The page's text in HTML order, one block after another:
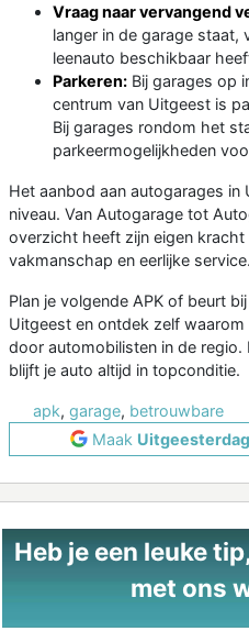
Vraag naar vervangend
langer in de garage staat,
leenauto beschikbaar
Parkeren: Bij garages op
centrum van Uitgeest is
Bij garages rondom het
parkeermogelijkheden
Het aanbod aan autogarages
niveau. Van Autogarage tot
overzicht heeft zijn eigen
vakmanschap en eerlijke service.
Plan je volgende APK of beurt
Uitgeest en ontdek zelf
door automobilisten in de regio.
blijft je auto altijd in topconditie.
apk, garage, betrouwbare
Maak
Heb je een leuke
met ons